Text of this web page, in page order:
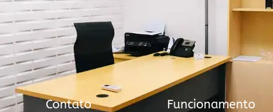
Contato Funcionamento